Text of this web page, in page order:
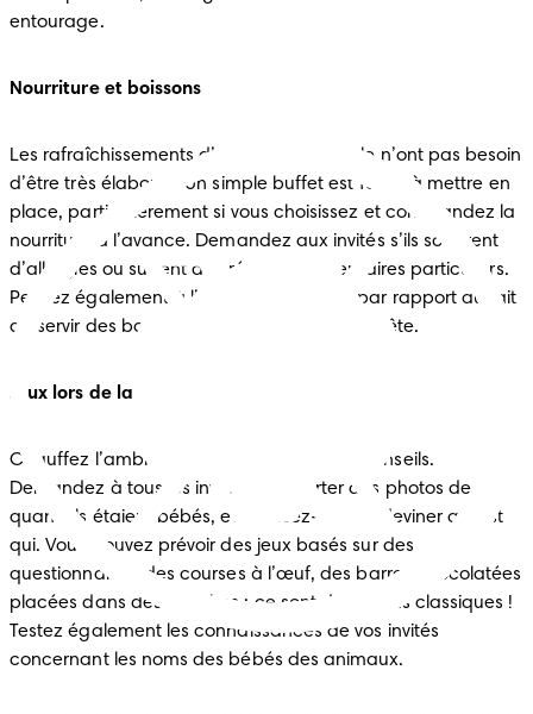
entourage.
Nourriture et boissons
Les rafraîchissements d’une fête prénatale n’ont pas besoin
d’être très élaborés. Un simple buffet est facile à mettre en
place, particulièrement si vous choisissez et commandez la
nourriture à l’avance. Demandez aux invités s’ils souffrent
d’allergies ou suivent des régimes alimentaires particuliers.
Pensez également à l’avis de la maman par rapport au fait
de servir des boissons alcoolisées durant la fête.
Jeux lors de la fête prénatale
Chauffez l’ambiance avec ces quelques conseils.
Demandez à tous les invités d’apporter des photos de
quand ils étaient bébés, et amusez-vous à deviner qui est
qui. Vous pouvez prévoir des jeux basés sur des
questionnaires, des courses à l’œuf, des barres chocolatées
placées dans des couches : ce sont de grands classiques !
Testez également les connaissances de vos invités
concernant les noms des bébés des animaux.